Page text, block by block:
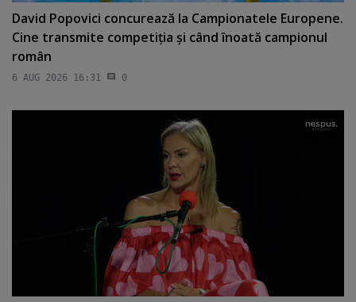
David Popovici concurează la Campionatele Europene.
Cine transmite competiţia şi când înoată campionul
român
6 AUG 2026 16:31 0